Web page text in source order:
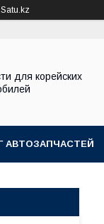
для корейских
АВТОЗАПЧАСТЕЙ